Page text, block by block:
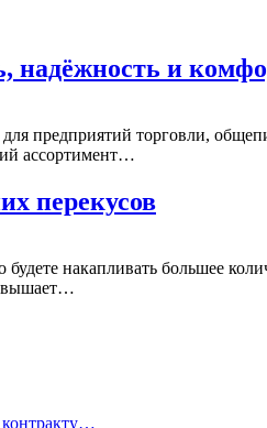
надёжность и
предприятий торговли,
ассортимент…
перекусов
накапливать большее
контракту…